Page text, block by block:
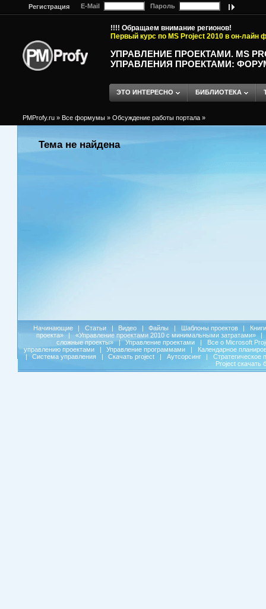
Регистрация E-Mail Пароль
!!!! Обращаем внимание регионов!
Первый курс по MS Project 2010 в он-лайн
УПРАВЛЕНИЕ ПРОЕКТАМИ. MS
УПРАВЛЕНИЯ ПРОЕКТАМИ:
ЭТО ИНТЕРЕСНО БИБЛИОТЕКА
PMProfy.ru » Все формумы » Обсуждение работы портала »
Тема не найдена
Начинающие | Статьи | Видео | Файлы | Шаблоны проектов |
Книги
проекта»
| «Управление проектами 2010 с минимальными затратами»
|
сложные проекты»
| Управление проектами |
Все о Microsoft
управлению проектами
| Управление программами |
Календарное
|
Система управления | Скачать project | Аутсорсинг |
Стратегическое
Project скачать